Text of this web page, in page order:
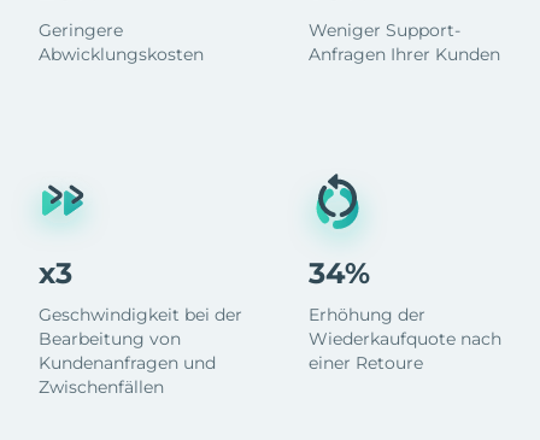
Geringere
Abwicklungskosten
x3
Geschwindigkeit bei der
Bearbeitung von
Kundenanfragen und
Zwischenfällen
Weniger Support-
Anfragen Ihrer Kunden
34%
Erhöhung der
Wiederkaufquote nach
einer Retoure